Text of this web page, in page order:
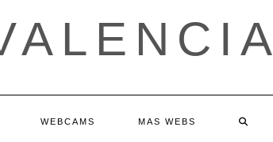
WEBCAMS MAS WEBS